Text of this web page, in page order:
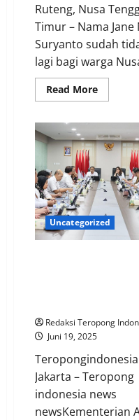
Ruteng, Nusa
Timur – Nama Jane
Suryanto sudah
lagi bagi warga
Read MoreRead
more
di
NTT
melihat
Jane
Seperti
Sosok
seorang
Ibu
Yang
Mengasihi
Uncategorized
Redaksi Teropong
Juni 19, 2025
Jakarta – Teropong
indonesia news
newsKementerian